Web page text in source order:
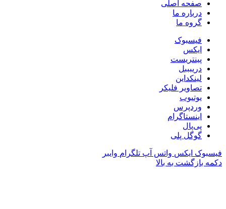
صفحه اصلی
درباره ما
گروه ما
فیسبوک
ایکس
پینتریست
دریبببل
لینکداین
تصاویر فلیکر
یوتیوب
وردپرس
اینستاگرام
پی‌پال
گوگل پلی
فیسبوک ایکس واتس آپ تلگرام وایبر
دکمه بازگشت به بالا